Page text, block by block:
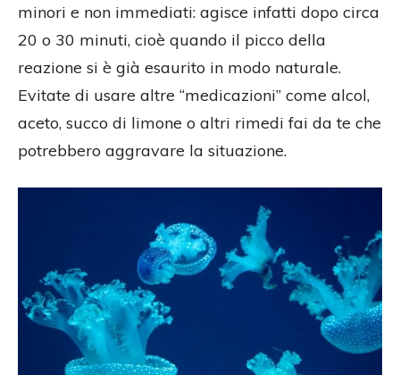
minori e non immediati: agisce infatti dopo circa
20 o 30 minuti, cioè quando il picco della
reazione si è già esaurito in modo naturale.
Evitate di usare altre “medicazioni” come alcol,
aceto, succo di limone o altri rimedi fai da te che
potrebbero aggravare la situazione.